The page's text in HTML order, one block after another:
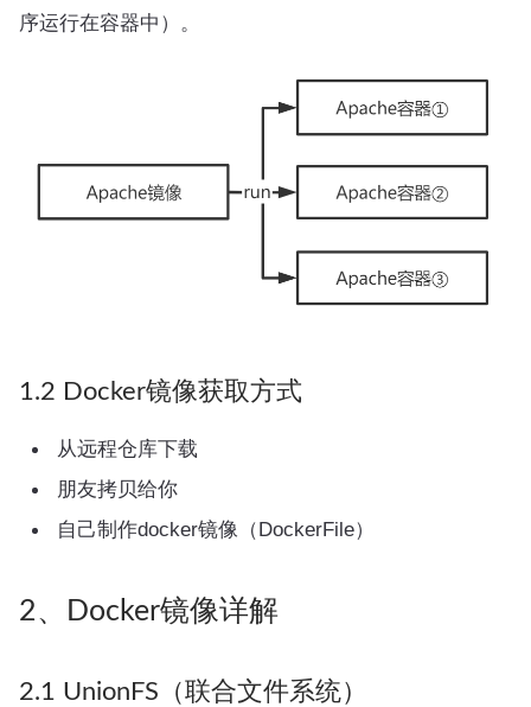
序运行在容器中）。
1.2 Docker镜像获取方式
从远程仓库下载
朋友拷贝给你
自己制作docker镜像（DockerFile）
2、Docker镜像详解
2.1 UnionFS（联合文件系统）